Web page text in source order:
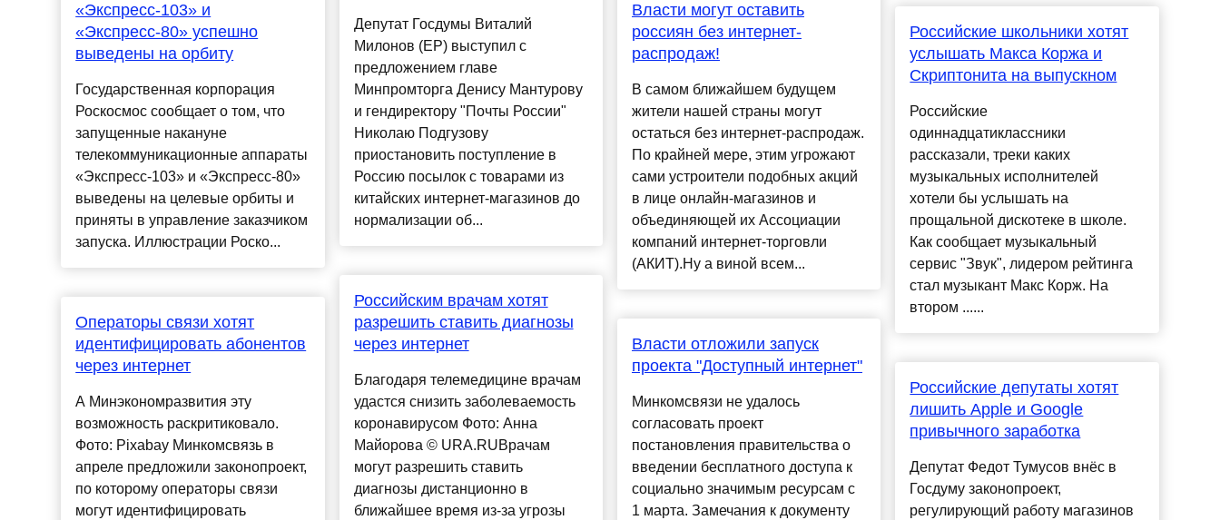
«Экспресс-103» и
«Экспресс-80» успешно
выведены на орбиту
Государственная корпорация
Роскосмос сообщает о том, что
запущенные накануне
телекоммуникационные аппараты
«Экспресс-103» и «Экспресс-80»
выведены на целевые орбиты и
приняты в управление заказчиком
запуска. Иллюстрации Роско...
Операторы связи хотят
идентифицировать абонентов
через интернет
А Минэкономразвития эту
возможность раскритиковало.
Фото: Pixabay Минкомсвязь в
апреле предложили законопроект,
по которому операторы связи
могут идентифицировать
Депутат Госдумы Виталий
Милонов (ЕР) выступил с
предложением главе
Минпромторга Денису Мантурову
и гендиректору "Почты России"
Николаю Подгузову
приостановить поступление в
Россию посылок с товарами из
китайских интернет-магазинов до
нормализации об...
Российским врачам хотят
разрешить ставить диагнозы
через интернет
Благодаря телемедицине врачам
удастся снизить заболеваемость
коронавирусом Фото: Анна
Майорова © URA.RUВрачам
могут разрешить ставить
диагнозы дистанционно в
ближайшее время из-за угрозы
Власти могут оставить
россиян без интернет-
распродаж!
В самом ближайшем будущем
жители нашей страны могут
остаться без интернет-распродаж.
По крайней мере, этим угрожают
сами устроители подобных акций
в лице онлайн-магазинов и
объединяющей их Ассоциации
компаний интернет-торговли
(АКИТ).Ну а виной всем...
Власти отложили запуск
проекта "Доступный интернет"
Минкомсвязи не удалось
согласовать проект
постановления правительства о
введении бесплатного доступа к
социально значимым ресурсам с
1 марта. Замечания к документу
Российские школьники хотят
услышать Макса Коржа и
Скриптонита на выпускном
Российские
одиннадцатиклассники
рассказали, треки каких
музыкальных исполнителей
хотели бы услышать на
прощальной дискотеке в школе.
Как сообщает музыкальный
сервис "Звук", лидером рейтинга
стал музыкант Макс Корж. На
втором ......
Российские депутаты хотят
лишить Apple и Google
привычного заработка
Депутат Федот Тумусов внёс в
Госдуму законопроект,
регулирующий работу магазинов